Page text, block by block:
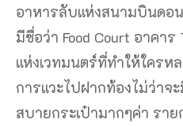
อาหารลับแห่งสนามบินดอ
มีชื่อว่า Food Court อาคา
แห่งเวทมนตร์ที่ทำให้ใคร
การแวะไปฝากท้องไม่ว่าจ
สบายกระเป๋ามากๆค่า รา